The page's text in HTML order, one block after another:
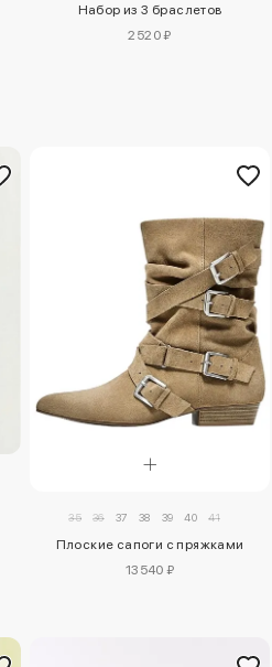
Набор из 3 браслетов
2520 ₽
35 36 37 38 39 40 41
Плоские сапоги с пряжками
13540 ₽